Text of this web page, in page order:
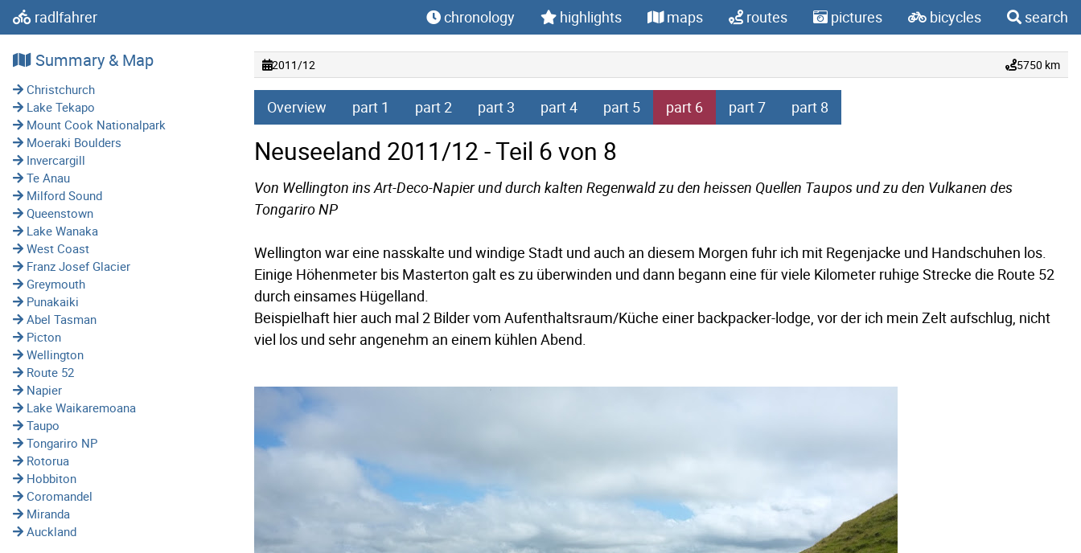
radlfahrer chronology highlights maps routes pictures bicycles search
Summary & Map
Christchurch
Lake Tekapo
Mount Cook Nationalpark
Moeraki Boulders
Invercargill
Te Anau
Milford Sound
Queenstown
Lake Wanaka
West Coast
Franz Josef Glacier
Greymouth
Punakaiki
Abel Tasman
Picton
Wellington
Route 52
Napier
Lake Waikaremoana
Taupo
Tongariro NP
Rotorua
Hobbiton
Coromandel
Miranda
Auckland
2011/12 5750 km
Overview part 1 part 2 part 3 part 4 part 5 part 6 part 7 part 8
Neuseeland 2011/12 - Teil 6 von 8
Von Wellington ins Art-Deco-Napier und durch kalten Regenwald zu den heissen Quellen Taupos und zu den Vulkanen des
Tongariro NP
Wellington war eine nasskalte und windige Stadt und auch an diesem Morgen fuhr ich mit Regenjacke und Handschuhen los.
Einige Höhenmeter bis Masterton galt es zu überwinden und dann begann eine für viele Kilometer ruhige Strecke die Route 52
durch einsames Hügelland.
Beispielhaft hier auch mal 2 Bilder vom Aufenthaltsraum/Küche einer backpacker-lodge, vor der ich mein Zelt aufschlug, nicht
viel los und sehr angenehm an einem kühlen Abend.